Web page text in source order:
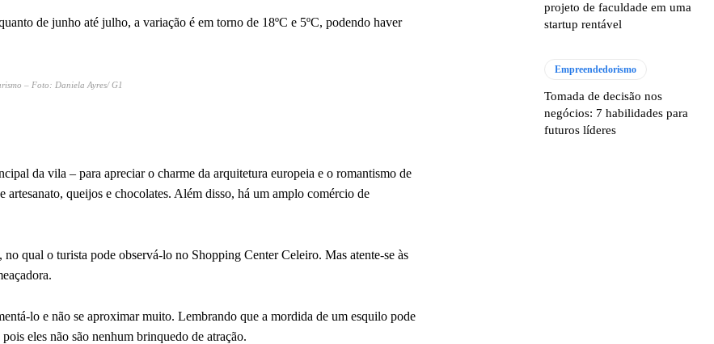
de junho até julho, a variação é em torno de 18ºC e 5ºC, podendo haver
– Foto: Daniela Ayres/ G1
da vila – para apreciar o charme da arquitetura europeia e o romantismo de
queijos e chocolates. Além disso, há um amplo comércio de
qual o turista pode observá-lo no Shopping Center Celeiro. Mas atente-se às
lo e não se aproximar muito. Lembrando que a mordida de um esquilo pode
eles não são nenhum brinquedo de atração.
projeto de faculdade em uma
startup rentável
Empreendedorismo
Tomada de decisão nos
negócios: 7 habilidades para
futuros líderes